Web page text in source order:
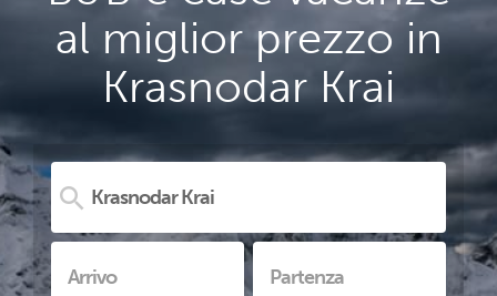
al miglior prezzo in
Krasnodar Krai